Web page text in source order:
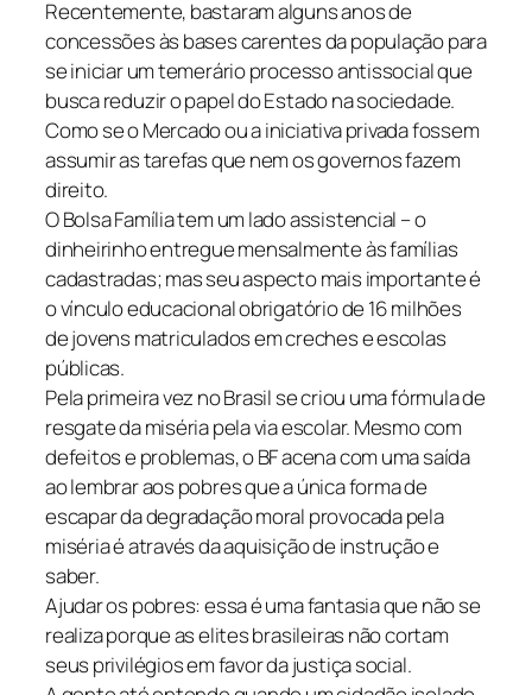
Recentemente, bastaram alguns anos de
concessões às bases carentes da população para
se iniciar um temerário processo antissocial que
busca reduzir o papel do Estado na sociedade.
Como se o Mercado ou a iniciativa privada fossem
assumir as tarefas que nem os governos fazem
direito.
O Bolsa Família tem um lado assistencial – o
dinheirinho entregue mensalmente às famílias
cadastradas; mas seu aspecto mais importante é
o vínculo educacional obrigatório de 16 milhões
de jovens matriculados em creches e escolas
públicas.
Pela primeira vez no Brasil se criou uma fórmula de
resgate da miséria pela via escolar. Mesmo com
defeitos e problemas, o BF acena com uma saída
ao lembrar aos pobres que a única forma de
escapar da degradação moral provocada pela
miséria é através da aquisição de instrução e
saber.
Ajudar os pobres: essa é uma fantasia que não se
realiza porque as elites brasileiras não cortam
seus privilégios em favor da justiça social.